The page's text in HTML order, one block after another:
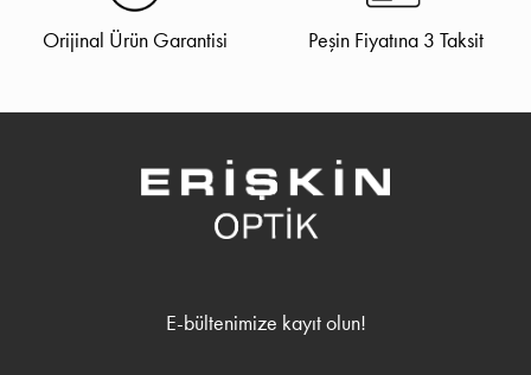
Orijinal Ürün Garantisi Peşin Fiyatına 3 Taksit
E-bültenimize kayıt olun!